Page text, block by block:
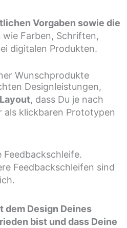
Vorgaben sowie die
wie Farben, Schriften,
digitalen Produkten.
Wunschprodukte
Designleistungen,
Layout, dass Du je nach
als klickbaren Prototypen
Feedbackschleife.
Feedbackschleifen sind
dem Design Deines
bist und dass Deine